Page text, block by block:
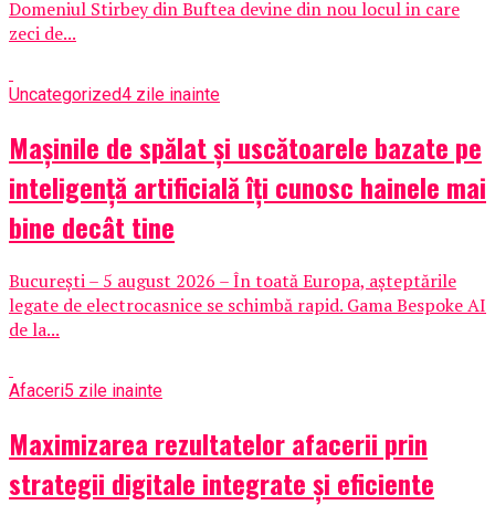
Domeniul Stirbey din Buftea devine din nou locul in care
zeci de...
Uncategorized4 zile inainte
Mașinile de spălat și uscătoarele bazate pe
inteligență artificială îți cunosc hainele mai
bine decât tine
București – 5 august 2026 – În toată Europa, așteptările
legate de electrocasnice se schimbă rapid. Gama Bespoke AI
de la...
Afaceri5 zile inainte
Maximizarea rezultatelor afacerii prin
strategii digitale integrate și eficiente